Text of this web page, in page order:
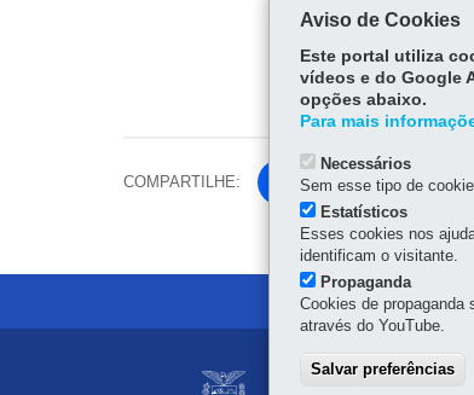
COMPARTILHE:
Fa
ce
bo
ok
Tw
itt
er
Navegação
SISTEMA
Aviso de Cookies
Este portal utiliza
vídeos e do Google
opções abaixo.
Para mais
Necessários
Sem esse tipo de
Estatísticos
Esses cookies nos
identificam o visitante.
Propaganda
Cookies de
através do YouTube.
Salvar preferências